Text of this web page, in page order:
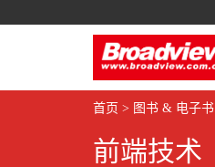
首页 > 图书 & 电子书
前端技术